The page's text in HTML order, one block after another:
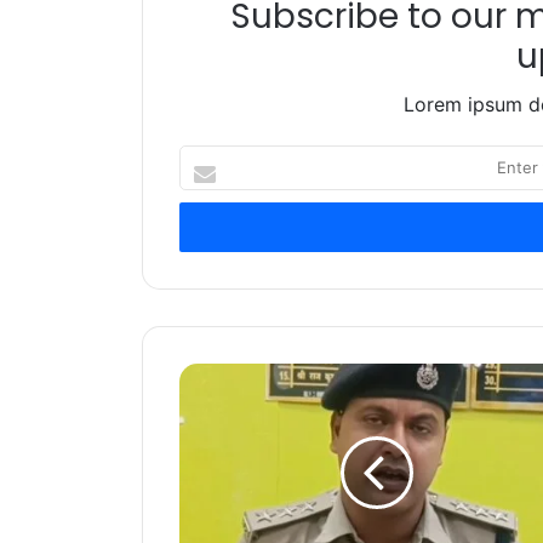
Subscribe to our
Lorem ipsum
your
address